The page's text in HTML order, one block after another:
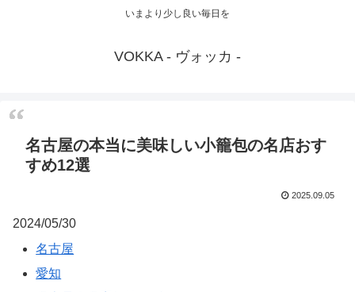
いまより少し良い毎日を
VOKKA - ヴォッカ -
名古屋の本当に美味しい小籠包の名店おす
すめ12選
2025.09.05
2024/05/30
名古屋
愛知